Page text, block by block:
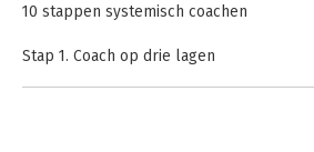
10 stappen systemisch coachen
Stap 1. Coach op drie lagen